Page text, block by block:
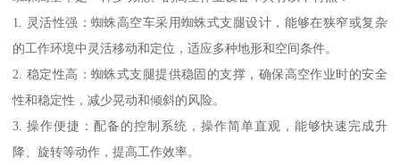
1. 灵活性强：蜘蛛高空车采用蜘蛛式支腿设计，能够在狭窄或复杂
的工作环境中灵活移动和定位，适应多种地形和空间条件。
2. 稳定性高：蜘蛛式支腿提供稳固的支撑，确保高空作业时的安全
性和稳定性，减少晃动和倾斜的风险。
3. 操作便捷：配备的控制系统，操作简单直观，能够快速完成升
降、旋转等动作，提高工作效率。